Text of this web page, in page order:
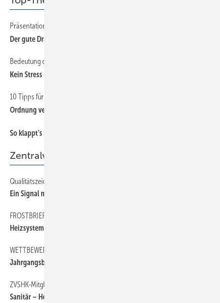
Präsentation und Kommunikation online
Der gute Draht zum Kunden
Bedeutung des neuen Datenschutzgesetz für Handwerksbetriebe
Kein Stress mehr mit Track ingtools
10 Tipps für das digitale Dokumentenmanagement
Ordnung vereinfacht das (Arbeits-)Leben
So klappt’s besser mit dem Steuerberater – Teil 2
Zentralverband
Qualitätszeichen erleichtert Kaufentscheidung
Ein Signal mit Wirkung
FROSTBRIEF
Heizsystem vorzeitig in Betrieb nehmen?
WETTBEWERB
Jahrgangsbeste stehen fest
ZVSHK-Mitgliederversammlung mit Neuwahlen
Sanitär – Heizung – Klimawand el